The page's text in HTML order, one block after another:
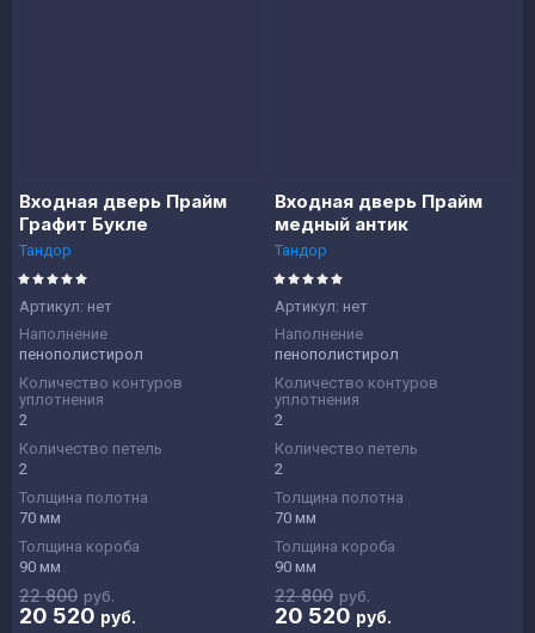
Входная дверь Прайм
Графит Букле
Тандор
Артикул: нет
Наполнение
пенополистирол
Количество контуров
уплотнения
2
Количество петель
2
Толщина полотна
70 мм
Толщина короба
90 мм
22 800 руб.
20 520 руб.
Входная дверь Прайм
медный антик
Тандор
Артикул: нет
Наполнение
пенополистирол
Количество контуров
уплотнения
2
Количество петель
2
Толщина полотна
70 мм
Толщина короба
90 мм
22 800 руб.
20 520 руб.